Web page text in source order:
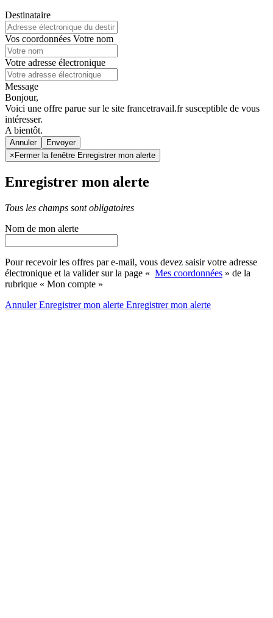
Destinataire
Vos coordonnées Votre nom
Votre adresse électronique
Message
Bonjour,
Voici une offre parue sur le site francetravail.fr susceptible de vous
intéresser.
A bientôt.
Annuler
× Fermer la fenêtre Enregistrer mon alerte
Enregistrer mon alerte
Tous les champs sont obligatoires
Nom de mon alerte
Pour recevoir les offres par e-mail, vous devez saisir votre adresse
électronique et la valider sur la page « Mes coordonnées » de la
rubrique « Mon compte »
AnnulerEnregistrer mon alerte Enregistrermon alerte